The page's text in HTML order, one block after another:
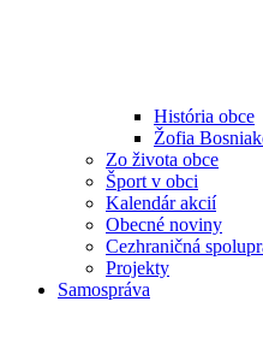
História obce
Žofia
Zo života obce
Šport v obci
Kalendár akcií
Obecné noviny
Cezhraničná
Projekty
Samospráva